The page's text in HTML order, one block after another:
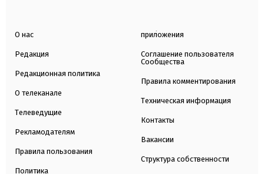
О нас
Редакция
Редакционная политика
О телеканале
Телеведущие
Рекламодателям
Правила пользования
Политика
приложения
Соглашение пользователя
Сообщества
Правила комментирования
Техническая информация
Контакты
Вакансии
Структура собственности